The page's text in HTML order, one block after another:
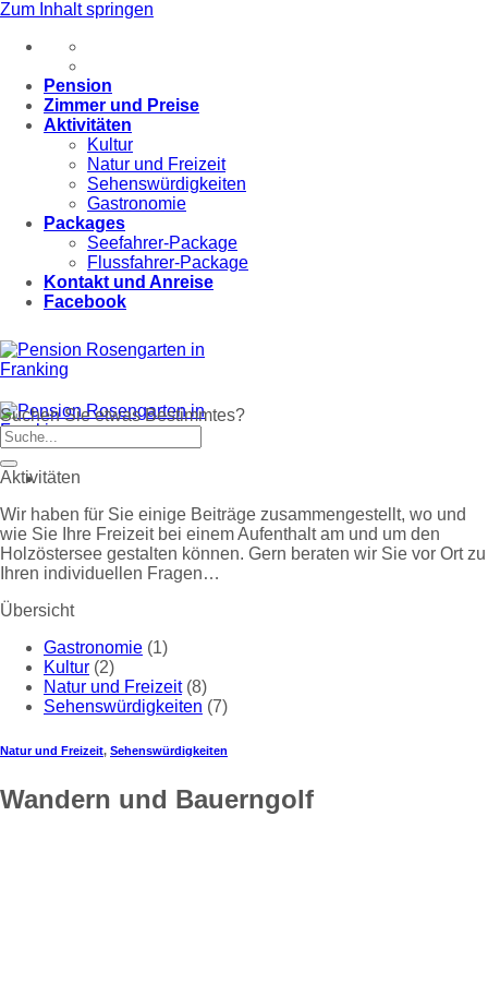
Zum Inhalt springen
Pension
Zimmer und Preise
Aktivitäten
Kultur
Natur und Freizeit
Sehenswürdigkeiten
Gastronomie
Packages
Seefahrer-Package
Flussfahrer-Package
Kontakt und Anreise
Facebook
Suchen Sie etwas Bestimmtes?
Aktivitäten
Wir haben für Sie einige Beiträge zusammengestellt, wo und
wie Sie Ihre Freizeit bei einem Aufenthalt am und um den
Holzöstersee gestalten können. Gern beraten wir Sie vor Ort zu
Ihren individuellen Fragen…
Übersicht
Gastronomie (1)
Kultur (2)
Natur und Freizeit(8)
Sehenswürdigkeiten (7)
Natur und Freizeit, Sehenswürdigkeiten
Wandern und Bauerngolf